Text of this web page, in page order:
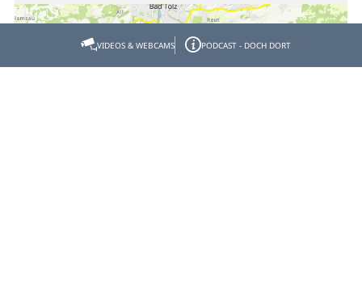
VIDEOS & WEBCAMS PODCAST - DOCH DORT